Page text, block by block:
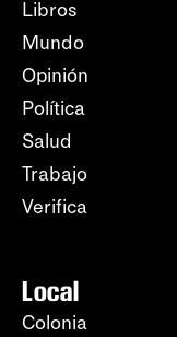
Libros
Mundo
Opinión
Política
Salud
Trabajo
Verifica
Local
Colonia